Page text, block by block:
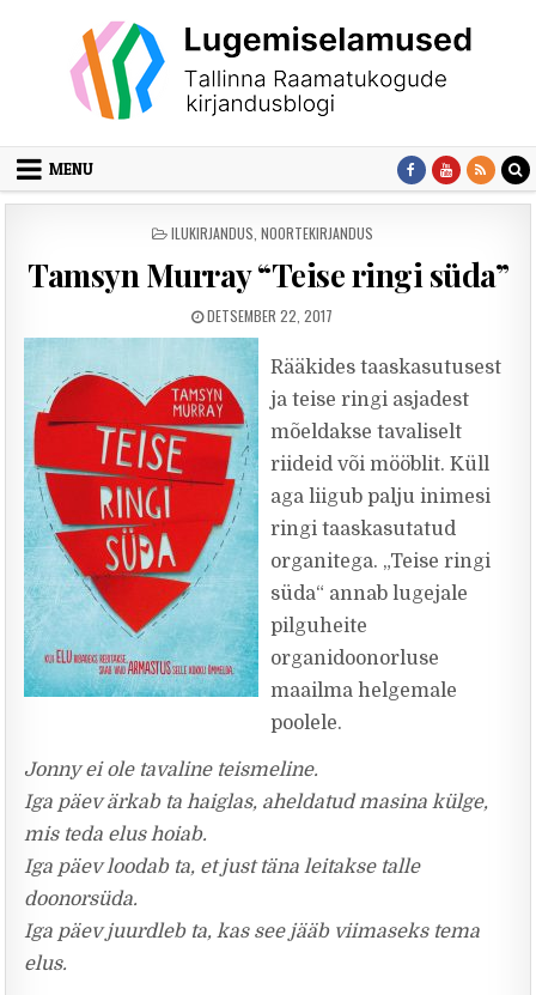
MENU
POSTED IN
ILUKIRJANDUS NOORTEKIRJANDUS
Tamsyn Murray “Teise ringi süda”
PUBLISHED DATE:
DETSEMBER 22, 2017
Rääkides taaskasutusest
ja teise ringi asjadest
mõeldakse tavaliselt
riideid või mööblit. Küll
aga liigub palju inimesi
ringi taaskasutatud
organitega. „Teise ringi
süda“ annab lugejale
pilguheite
organidoonorluse
maailma helgemale
poolele.
Jonny ei ole tavaline teismeline.
Iga päev ärkab ta haiglas, aheldatud masina külge,
mis teda elus hoiab.
Iga päev loodab ta, et just täna leitakse talle
doonorsüda.
Iga päev juurdleb ta, kas see jääb viimaseks tema
elus.